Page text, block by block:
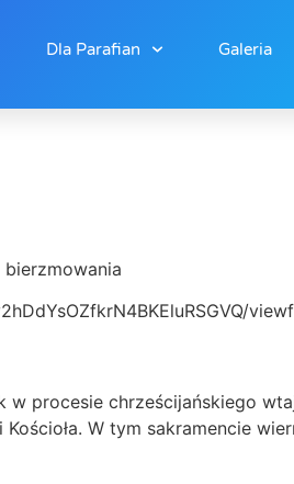
Dla Parafian Galeria
procesie chrześcijańskiego
W tym sakramencie